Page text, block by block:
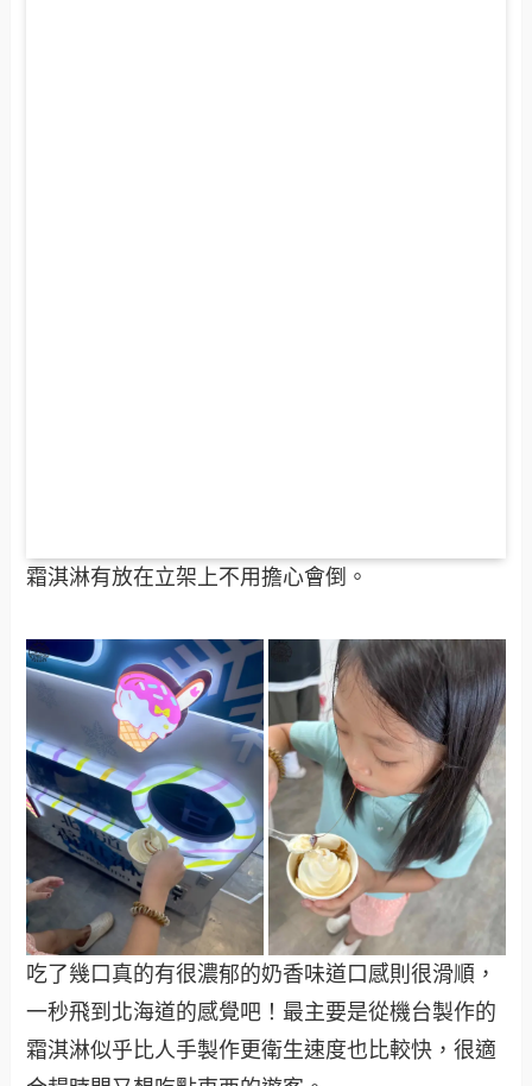
霜淇淋有放在立架上不用擔心會倒。
吃了幾口真的有很濃郁的奶香味道口感則很滑順，
一秒飛到北海道的感覺吧！最主要是從機台製作的
霜淇淋似乎比人手製作更衛生速度也比較快，很適